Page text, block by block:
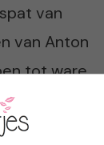
van
van Anton
tot ware
en hun
raakt er